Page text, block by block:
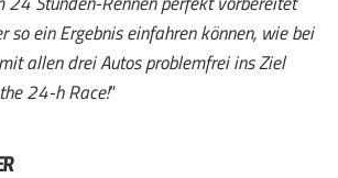
so ein Ergebnis einfahren können, wie bei
allen drei Autos problemfrei ins Ziel
24-h Race!“